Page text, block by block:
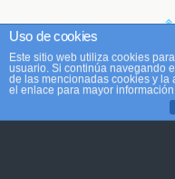
Móvil
Uso de cookies
Este sitio web utiliza cookies
usuario. Si continúa navegando
de las mencionadas cookies y la
el enlace para mayor información.